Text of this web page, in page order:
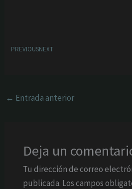
PREVIOUSNEXT
← Entrada anterior
Deja un
Tu dirección de correo
publicada. Los campos